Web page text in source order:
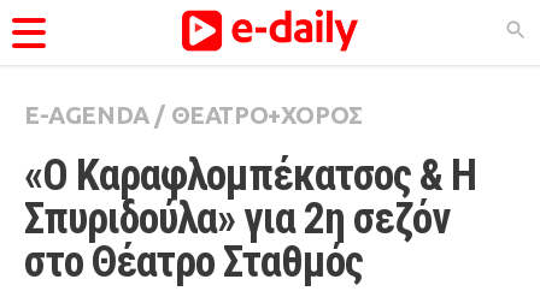
ΚΑΤΗΓΟΡΊΕΣ
Ειδήσεις
Θέματα
Videos
E-AGENDA/ ΘΕΑΤΡΟ+ΧΟΡΟΣ
«Ο Καραφλομπέκατσος & Η
Σπυριδούλα» για 2η σεζόν
στο Θέατρο Σταθμός